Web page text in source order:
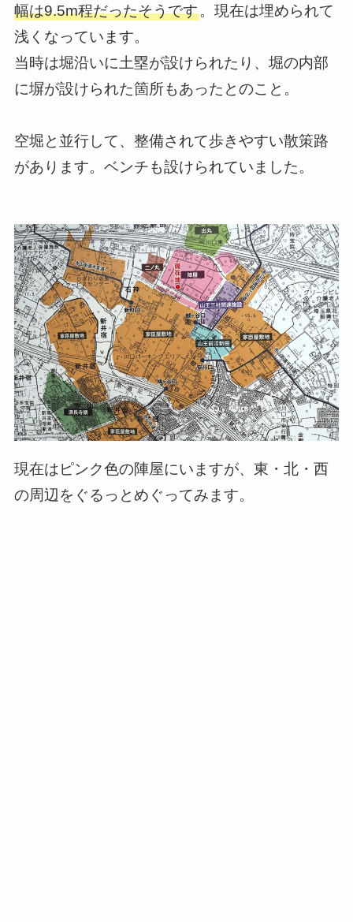
幅は9.5m程だったそうです。現在は埋められて
浅くなっています。
当時は堀沿いに土塁が設けられたり、堀の内部
に塀が設けられた箇所もあったとのこと。
空堀と並行して、整備されて歩きやすい散策路
があります。ベンチも設けられていました。
現在はピンク色の陣屋にいますが、東・北・西
の周辺をぐるっとめぐってみます。